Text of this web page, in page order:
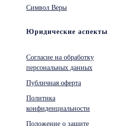
Символ Веры
Юридические аспекты
Согласие на обработку
персональных данных
Публичная оферта
Политика
конфиденциальности
Положение о защите